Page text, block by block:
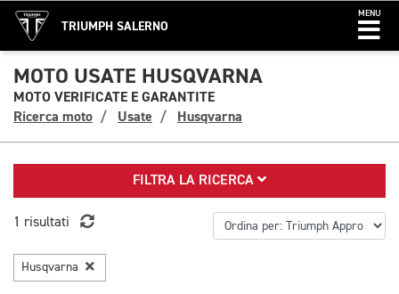
TRIUMPH SALERNO
MENU
MOTO USATE HUSQVARNA
MOTO VERIFICATE E GARANTITE
Ricerca moto
Usate Husqvarna
FILTRA LA RICERCA
1 risultati
Husqvarna